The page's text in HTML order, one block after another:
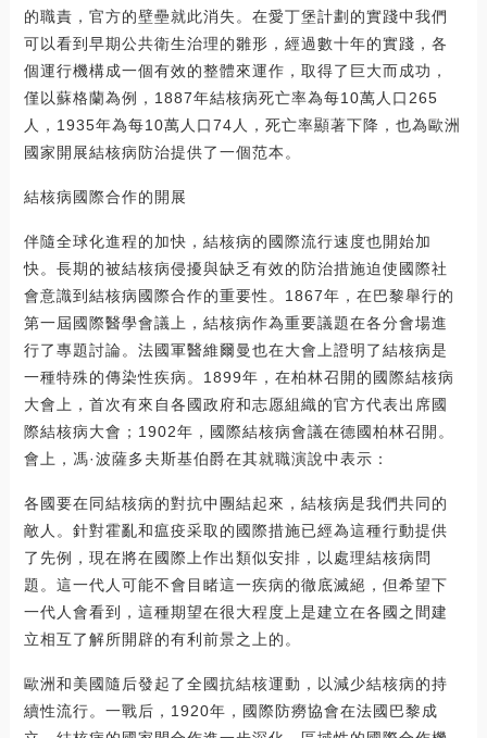
的職責，官方的壁壘就此消失。在愛丁堡計劃的實踐中我們
可以看到早期公共衛生治理的雛形，經過數十年的實踐，各
個運行機構成一個有效的整體來運作，取得了巨大而成功，
僅以蘇格蘭為例，1887年結核病死亡率為每10萬人口265
人，1935年為每10萬人口74人，死亡率顯著下降，也為歐洲
國家開展結核病防治提供了一個范本。
結核病國際合作的開展
伴隨全球化進程的加快，結核病的國際流行速度也開始加
快。長期的被結核病侵擾與缺乏有效的防治措施迫使國際社
會意識到結核病國際合作的重要性。1867年，在巴黎舉行的
第一屆國際醫學會議上，結核病作為重要議題在各分會場進
行了專題討論。法國軍醫維爾曼也在大會上證明了結核病是
一種特殊的傳染性疾病。1899年，在柏林召開的國際結核病
大會上，首次有來自各國政府和志愿組織的官方代表出席國
際結核病大會；1902年，國際結核病會議在德國柏林召開。
會上，馮·波薩多夫斯基伯爵在其就職演說中表示：
各國要在同結核病的對抗中團結起來，結核病是我們共同的
敵人。針對霍亂和瘟疫采取的國際措施已經為這種行動提供
了先例，現在將在國際上作出類似安排，以處理結核病問
題。這一代人可能不會目睹這一疾病的徹底滅絕，但希望下
一代人會看到，這種期望在很大程度上是建立在各國之間建
立相互了解所開辟的有利前景之上的。
歐洲和美國隨后發起了全國抗結核運動，以減少結核病的持
續性流行。一戰后，1920年，國際防癆協會在法國巴黎成